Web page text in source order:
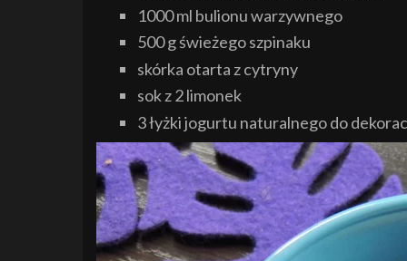
1000 ml bulionu warzywnego
500 g świeżego szpinaku
skórka otarta z cytryny
sok z 2 limonek
3 łyżki jogurtu naturalnego do